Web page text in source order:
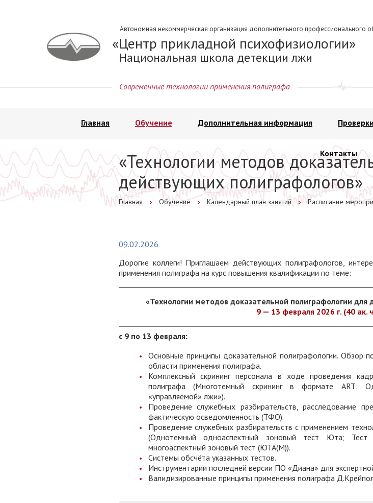
Автономная некоммерческая организация дополнительного профессионального
Центр прикладной психофизиологии
Национальная школа детекции лжи
Современные технологии применения полиграфа
Главная Обучение Дополнительная информация
Контакты
«Технологии методов
действующих полиграфологов»
Главная Обучение Календарный план занятий Расписание
09.02.2026
Дорогие коллеги! Приглашаем действующих полиграфологов,
применения полиграфа на курс повышения квалификации по теме:
«Технологии методов доказательной полиграфологии для
9 — 13 февраля 2026 г. (40 ак.
с 9 по 13 февраля:
Основные принципы доказательной полиграфологии. Обзор
области применения полиграфа.
Комплексный скрининг персонала в ходе проведения
полиграфа (Многотемный скрининг в формате ART;
«управляемой» лжи»).
Проведение служебных разбирательств, расследование
фактическую осведомленность (ТФО).
Проведение служебных разбирательств с применением
(Однотемный одноаспектный зоновый тест Юта; Тест
многоаспектный зоновый тест (ЮТА(М)).
Системы обсчёта указанных тестов.
Инструментарии последней версии ПО «Диана» для
Валидизированные принципы применения полиграфа